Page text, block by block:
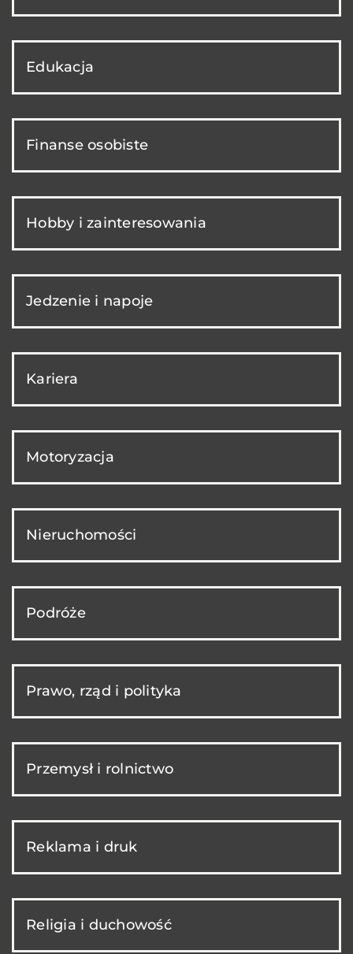
Edukacja
Finanse osobiste
Hobby i zainteresowania
Jedzenie i napoje
Kariera
Motoryzacja
Nieruchomości
Podróże
Prawo, rząd i polityka
Przemysł i rolnictwo
Reklama i druk
Religia i duchowość